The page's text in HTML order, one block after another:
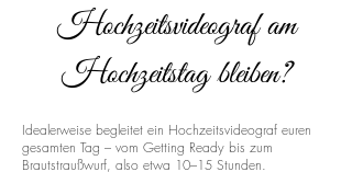
Hochzeitsvideograf am
Hochzeitstag bleiben?
Idealerweise begleitet ein Hochzeitsvideograf euren
gesamten Tag – vom Getting Ready bis zum
Brautstraußwurf, also etwa 10–15 Stunden.